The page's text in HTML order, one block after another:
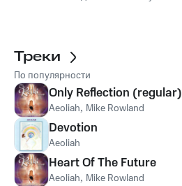
Треки
По популярности
Only Reflection (regular)
Aeoliah, Mike Rowland
Devotion
Aeoliah
Heart Of The Future
Aeoliah, Mike Rowland